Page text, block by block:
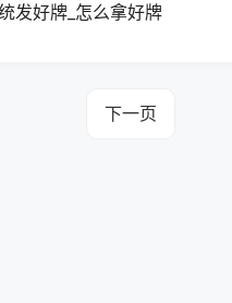
发好牌_怎么拿好牌
下一页